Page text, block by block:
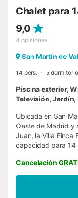
Chalet para
9,0
4 opiniones
San Martín de
14 pers. 5
Piscina exterior,
Televisión, Jardín,
Ubicada en San
Oeste de Madrid y
Juan, la Villa Finca
capacidad para 14
encanto del
unas vacaciones
villa dispone de 5
completos, un
Cancelación